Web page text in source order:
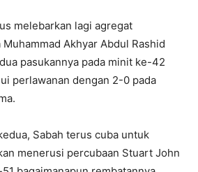
melebarkan lagi agregat
Akhyar Abdul Rashid
pasukannya pada minit ke-42
perlawanan dengan 2-0 pada
Sabah terus cuba untuk
menerusi percubaan Stuart John